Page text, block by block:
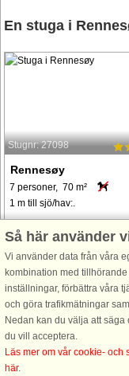
En stuga i
Stugnr: 27098
Rennesøy
7 personer, 70 m²
1 m till sjö/hav:.
Dette innbydende
det fantastiske
Fjord-Norge, rett ved
med panoramautsikt over
Med høy standard og
en perfekt setting for en ...
från 8.039 SEK
Så här använder
Vi använder data från våra
kombination med
inställningar, förbättra våra
och göra trafikmätningar
Nedan kan du välja att
du vill acceptera.
Läs mer om vår cookie- och
här.